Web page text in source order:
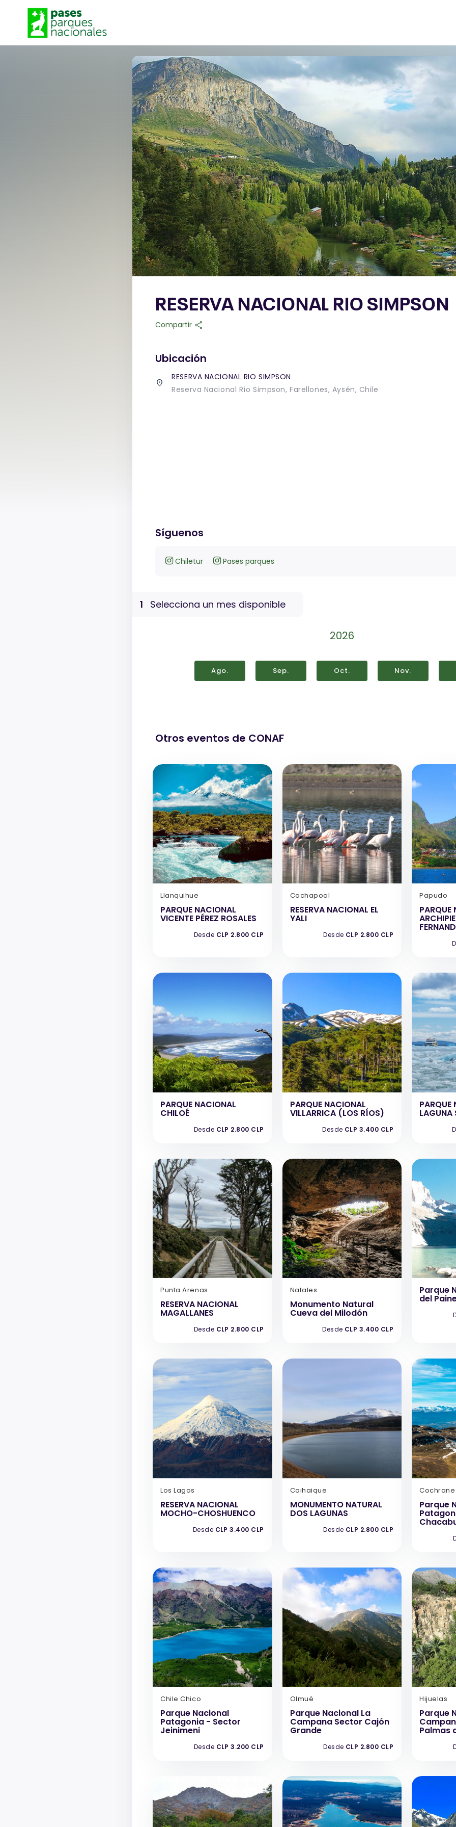
RESERVA NACIONAL RIO SIMPSON
Compartir share
Ubicación
place
RESERVA NACIONAL RIO SIMPSON
Reserva Nacional Río Simpson, Farellones, Aysén, Chile
Síguenos
Chiletur Pases parques
Selecciona un mes disponible
1
2026
Ago. Sep. Oct. Nov.
Otros eventos de CONAF
Llanquihue
PARQUE NACIONAL
VICENTE PÉREZ ROSALES
Desde CLP 2.800 CLP
Cachapoal
RESERVA NACIONAL EL
YALI
Desde CLP 2.800 CLP
Papudo
PARQUE
PARQUE NACIONAL
CHILOÉ
Desde CLP 2.800 CLP
PARQUE NACIONAL
VILLARRICA (LOS RÍOS)
Desde CLP 3.400 CLP
PARQUE
LAGUNA
Punta Arenas
RESERVA NACIONAL
MAGALLANES
Desde CLP 2.800 CLP
Natales
Monumento Natural
Cueva del Milodón
Desde CLP 3.400 CLP
Parque
del
Los Lagos
RESERVA NACIONAL
MOCHO-CHOSHUENCO
Desde CLP 3.400 CLP
Coihaique
MONUMENTO NATURAL
DOS LAGUNAS
Desde CLP 2.800 CLP
Cochrane
Parque
Chile Chico
Parque Nacional
Patagonia - Sector
Jeinimeni
Desde CLP 3.200 CLP
Olmué
Parque Nacional La
Campana Sector Cajón
Grande
Desde CLP 2.800 CLP
Hijuelas
Parque
Palmas